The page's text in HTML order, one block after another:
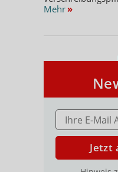
Mehr »
E-MAIL ADRESSE
Jetzt